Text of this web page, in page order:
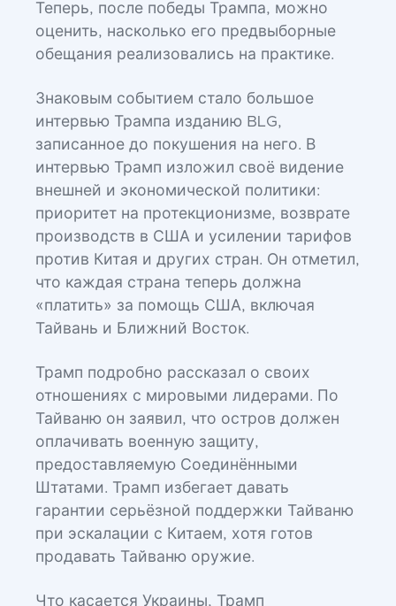
Теперь, после победы Трампа, можно
оценить, насколько его предвыборные
обещания реализовались на практике.
Знаковым событием стало большое
интервью Трампа изданию BLG,
записанное до покушения на него. В
интервью Трамп изложил своё видение
внешней и экономической политики:
приоритет на протекционизме, возврате
производств в США и усилении тарифов
против Китая и других стран. Он отметил,
что каждая страна теперь должна
«платить» за помощь США, включая
Тайвань и Ближний Восток.
Трамп подробно рассказал о своих
отношениях с мировыми лидерами. По
Тайваню он заявил, что остров должен
оплачивать военную защиту,
предоставляемую Соединёнными
Штатами. Трамп избегает давать
гарантии серьёзной поддержки Тайваню
при эскалации с Китаем, хотя готов
продавать Тайваню оружие.
Что касается Украины, Трамп